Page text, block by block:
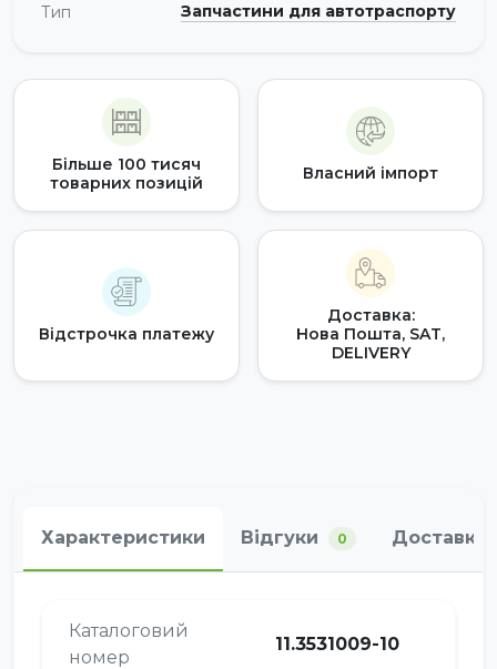
Тип Запчастини для автотраспорту
Більше 100 тисяч
товарних позицій
Власний імпорт
Відстрочка платежу
Доставка:
Нова Пошта, SAT,
DELIVERY
Характеристики Відгуки 0 Доставка
Каталоговий
номер
11.3531009-10